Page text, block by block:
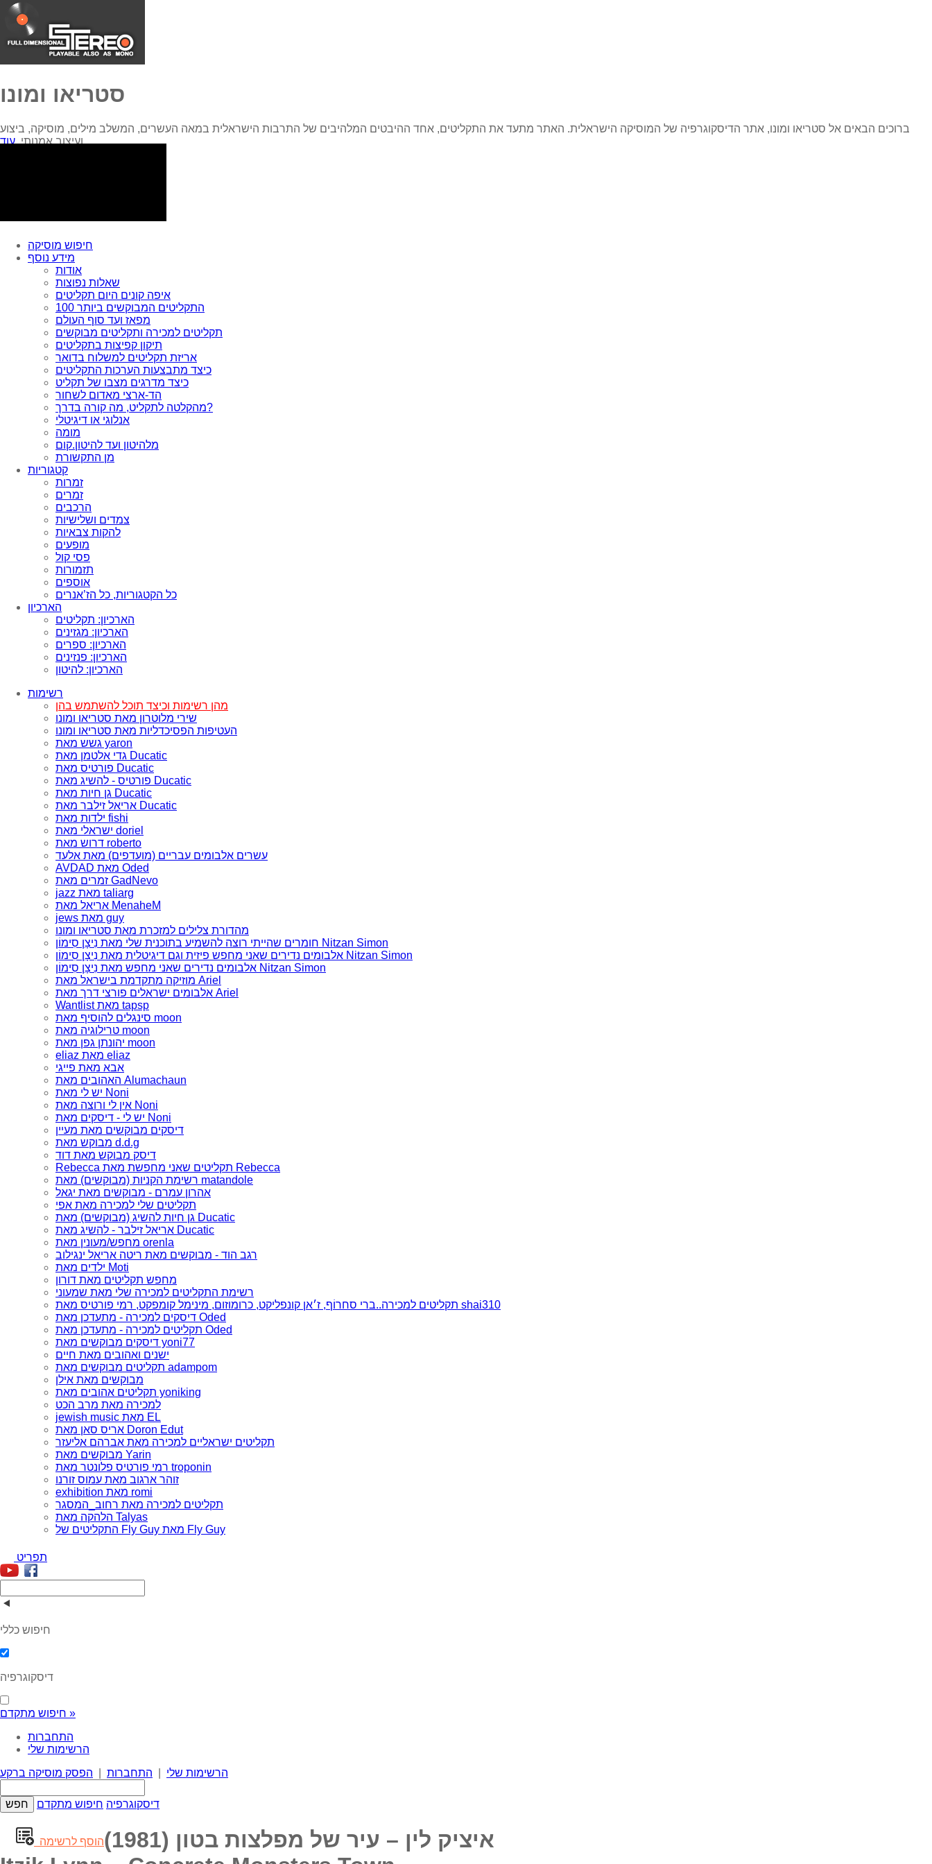
סטריאו ומונו
ברוכים הבאים אל סטריאו ומונו, אתר הדיסקוגרפיה של המוסיקה הישראלית. האתר מתעד את התקליטים, אחד ההיבטים המלהיבים של התרבות הישראלית במאה העשרים, המשלב מילים, מוסיקה, ביצוע
ועיצוב אמנותי.עוד...
חיפוש מוסיקה
מידע נוסף
אודות
שאלות נפוצות
איפה קונים היום תקליטים
100 התקליטים המבוקשים ביותר
מפאז ועד סוף העולם
תקליטים למכירה ותקליטים מבוקשים
תיקון קפיצות בתקליטים
אריזת תקליטים למשלוח בדואר
כיצד מתבצעות הערכות התקליטים
כיצד מדרגים מצבו של תקליט
הד-ארצי מאדום לשחור
מהקלטה לתקליט, מה קורה בדרך?
אנלוגי או דיגיטלי
מומה
מלהיטון ועד להיטון.קום
מן התקשורת
קטגוריות
זמרות
זמרים
הרכבים
צמדים ושלישיות
להקות צבאיות
מופעים
פסי קול
תזמורות
אוספים
כל הקטגוריות, כל הז’אנרים
הארכיון
הארכיון: תקליטים
הארכיון: מגזינים
הארכיון: ספרים
הארכיון: פנזינים
הארכיון: להיטון
רשימות
מהן רשימות וכיצד תוכל להשתמש בהן
שירי מלוטרון מאת סטריאו ומונו
העטיפות הפסיכדליות מאת סטריאו ומונו
גשש מאת yaron
גדי אלטמן מאת Ducatic
פורטיס מאת Ducatic
פורטיס - להשיג מאת Ducatic
גן חיות מאת Ducatic
אריאל זילבר מאת Ducatic
ילדות מאת fishi
ישראלי מאת doriel
דרוש מאת roberto
עשרים אלבומים עבריים (מועדפים) מאת אלעד
AVDAD מאת Oded
זמרים מאת GadNevo
jazz מאת taliarg
אריאל מאת MenaheM
jews מאת guy
מהדורת צלילים למזכרת מאת סטריאו ומונו
חומרים שהייתי רוצה להשמיע בתוכנית שלי מאת נִיצָן סִימוֹן Nitzan Simon
אלבומים נדירים שאני מחפש פיזית וגם דיגיטלית מאת נִיצָן סִימוֹן Nitzan Simon
אלבומים נדירים שאני מחפש מאת נִיצָן סִימוֹן Nitzan Simon
מוזיקה מתקדמת בישראל מאת Ariel
אלבומים ישראלים פורצי דרך מאת Ariel
Wantlist מאת tapsp
סינגלים להוסיף מאת moon
טרילוגיה מאת moon
יהונתן גפן מאת moon
eliaz מאת eliaz
אבא מאת פייגי
האהובים מאת Alumachaun
יש לי מאת Noni
אין לי ורוצה מאת Noni
יש לי - דיסקים מאת Noni
דיסקים מבוקשים מאת מעיין
מבוקש מאת d.d.g
דיסק מבוקש מאת דוד
Rebecca תקליטים שאני מחפשת מאת Rebecca
רשימת הקניות (מבוקשים) מאת matandole
אהרון עמרם - מבוקשים מאת יגאל
תקליטים שלי למכירה מאת אפי
גן חיות להשיג (מבוקשים) מאת Ducatic
אריאל זילבר - להשיג מאת Ducatic
מחפש/מעונין מאת orenla
רגב הוד - מבוקשים מאת ריטה אריאל ינגילוב
ילדים מאת Moti
מחפש תקליטים מאת דורון
רשימת התקליטים למכירה שלי מאת שמעוני
תקליטים למכירה..ברי סחרוֹף, ז׳אן קונפליקט, כרומוזום, מינימל קומפקט, רמי פורטיס מאת shai310
דיסקים למכירה - מתעדכן מאת Oded
תקליטים למכירה - מתעדכן מאת Oded
דיסקים מבוקשים מאת yoni77
ישנים ואהובים מאת חיים
תקליטים מבוקשים מאת adampom
מבוקשים מאת אילן
תקליטים אהובים מאת yoniking
למכירה מאת מרב הכט
jewish music מאת EL
אריס סאן מאת Doron Edut
תקליטים ישראליים למכירה מאת אברהם אליעזר
מבוקשים מאת Yarin
רמי פורטיס פלונטר מאת troponin
זוהר ארגוב מאת עמוס זורנו
exhibition מאת romi
תקליטים למכירה מאת רחוב_המסגר
הלהקה מאת Talyas
התקליטים של Fly Guy מאת Fly Guy
תפריט
חיפוש כללי
חיפוש מתקדם »
התחברות
הרשימות שלי
הרשימות שלי
התחברות הפסק מוסיקה ברקע
דיסקוגרפיה חיפוש מתקדם
הוסף לרשימה
איציק לין – עיר של מפלצות בטון (1981)